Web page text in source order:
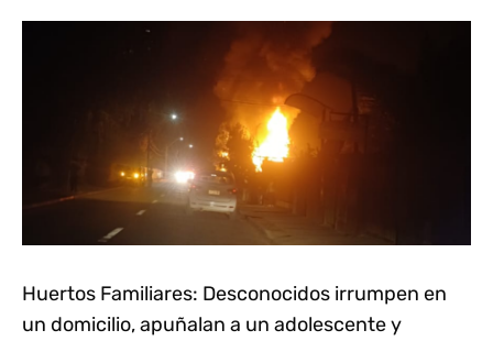
Huertos Familiares: Desconocidos irrumpen en
un domicilio, apuñalan a un adolescente y